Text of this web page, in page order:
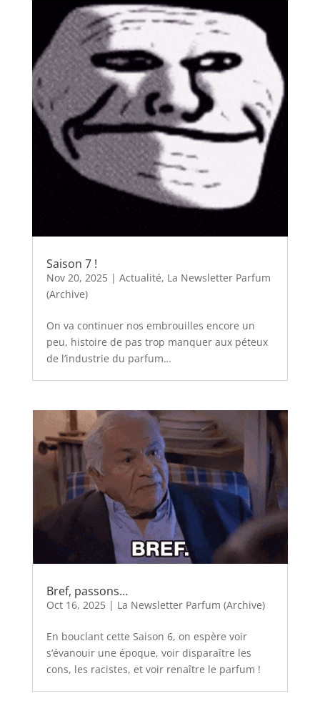
Saison 7 !
Nov 20, 2025| Actualité, La Newsletter Parfum
(Archive)
On va continuer nos embrouilles encore un
peu, histoire de pas trop manquer aux péteux
de l’industrie du parfum…
Bref, passons…
Oct 16, 2025| La Newsletter Parfum (Archive)
En bouclant cette Saison 6, on espère voir
s’évanouir une époque, voir disparaître les
cons, les racistes, et voir renaître le parfum !